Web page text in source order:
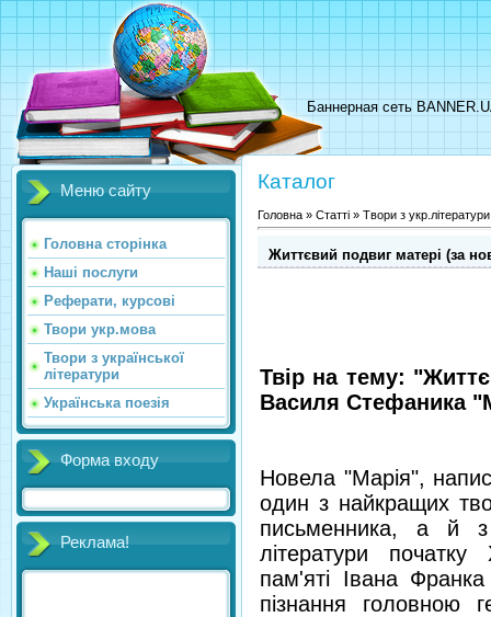
Баннерная сеть
Меню сайту
Головна сторінка
Наші послуги
Реферати, курсові
Твори укр.мова
Твори з української
літератури
Українська поезія
Форма входу
Реклама!
Каталог
Головна » Статті » Твори з укр.літератури
Життєвий подвиг матері (за
Твір на тему:
Василя Стефаника
Новела "Марія",
один з найкращих
письменника, а й з
літератури
пам'яті Івана
пізнання головною